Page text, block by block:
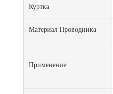
Куртка
Материал Проводника
Применение